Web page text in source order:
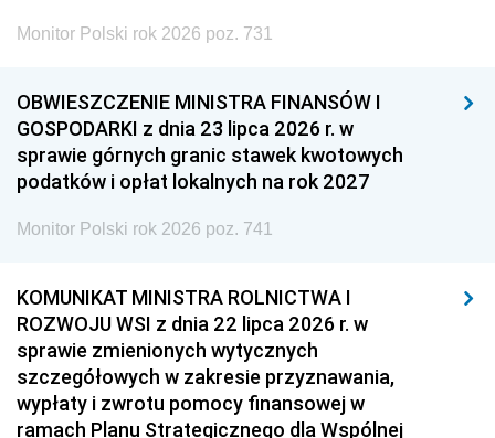
Monitor Polski rok 2026 poz. 731
OBWIESZCZENIE MINISTRA FINANSÓW I
GOSPODARKI z dnia 23 lipca 2026 r. w
sprawie górnych granic stawek kwotowych
podatków i opłat lokalnych na rok 2027
Monitor Polski rok 2026 poz. 741
KOMUNIKAT MINISTRA ROLNICTWA I
ROZWOJU WSI z dnia 22 lipca 2026 r. w
sprawie zmienionych wytycznych
szczegółowych w zakresie przyznawania,
wypłaty i zwrotu pomocy finansowej w
ramach Planu Strategicznego dla Wspólnej